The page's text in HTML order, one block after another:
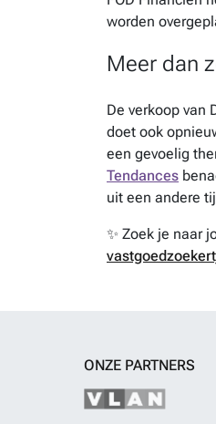
worden
Meer dan
De verkoop van
doet ook
een gevoelig
Tendances
uit een andere
✨ Zoek je naar
ONZE PARTNERS